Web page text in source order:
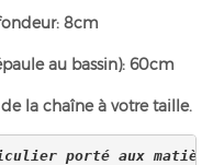
8cm
au bassin): 60cm
la chaîne à votre taille.
porté aux